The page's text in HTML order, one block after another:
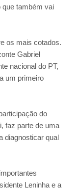
que também vai
os mais cotados.
Gabriel
nacional do PT,
um primeiro
do
faz parte de uma
diagnosticar qual
Leninha e a